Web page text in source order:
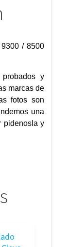
/ 8500
y
marcas de
fotos son
una
pidenosla y